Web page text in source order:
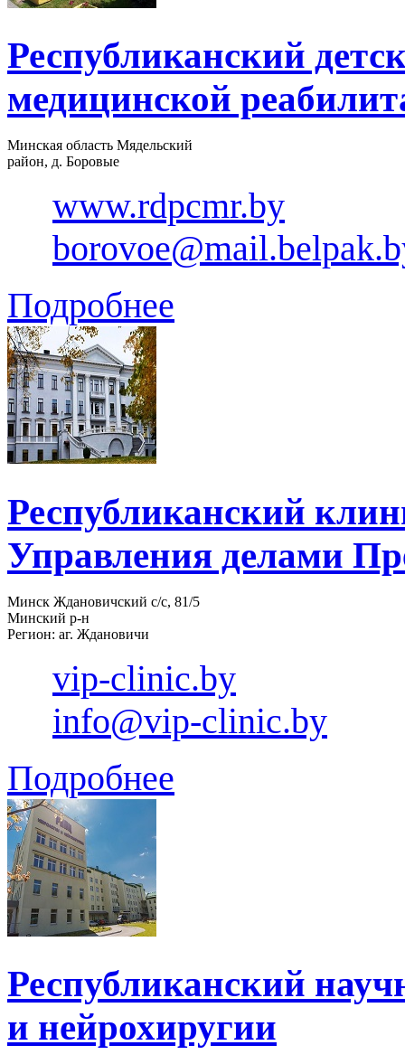
Республиканский
медицинской
Минская область Мядельский
район, д. Боровые
www.rdpcmr.by
Подробнее
Республиканский
Управления делами
Минск Ждановичский с/с, 81/5
Минский р-н
Регион: аг. Ждановичи
vip-clinic.by
info@vip-clinic.by
Подробнее
Республиканский
и нейрохиругии